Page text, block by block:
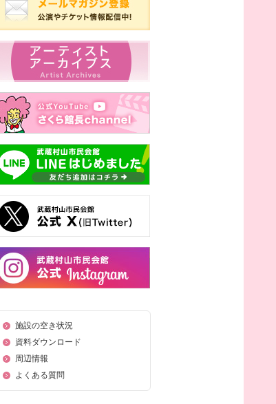
施設の空き状況
資料ダウンロード
周辺情報
よくある質問